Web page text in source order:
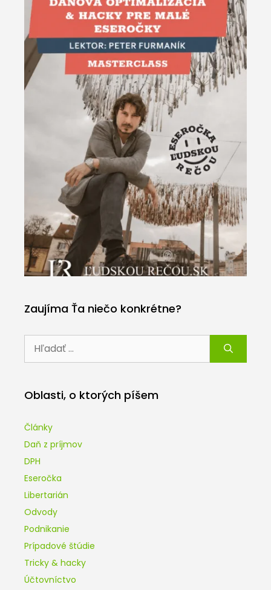
Zaujíma Ťa niečo konkrétne?
Oblasti, o ktorých píšem
Články
Daň z príjmov
DPH
Eseročka
Libertarián
Odvody
Podnikanie
Prípadové štúdie
Tricky & hacky
Účtovníctvo